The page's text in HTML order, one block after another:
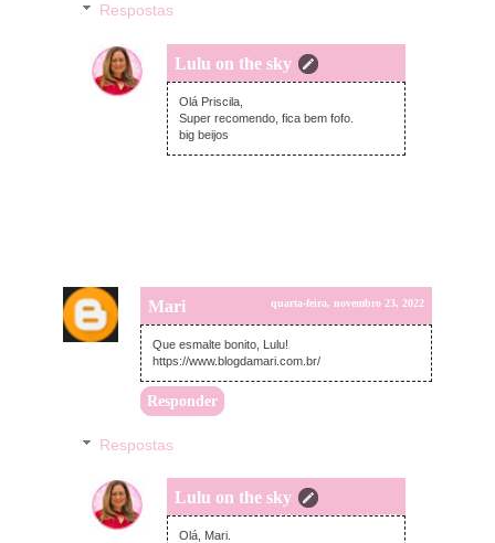
Respostas
Lulu on the sky
quarta-feira, novembro 23, 2022
Olá Priscila,
Super recomendo, fica bem fofo.
big beijos
Mari quarta-feira, novembro 23, 2022
Que esmalte bonito, Lulu!
https://www.blogdamari.com.br/
Responder
Respostas
Lulu on the sky
quinta-feira, novembro 24, 2022
Olá, Mari.